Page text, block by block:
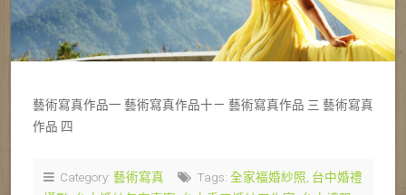
藝術寫真作品一 藝術寫真作品十ㄧ 藝術寫真作品 三 藝術寫真
作品 四
Category: 藝術寫真 Tags: 全家福婚紗照 台中婚禮